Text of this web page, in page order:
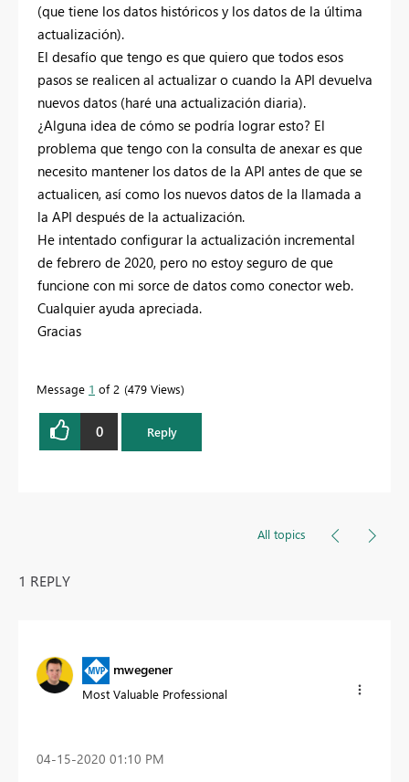
(que tiene los datos históricos y los datos de la última
actualización).
El desafío que tengo es que quiero que todos esos
pasos se realicen al actualizar o cuando la API devuelva
nuevos datos (haré una actualización diaria).
¿Alguna idea de cómo se podría lograr esto? El
problema que tengo con la consulta de anexar es que
necesito mantener los datos de la API antes de que se
actualicen, así como los nuevos datos de la llamada a
la API después de la actualización.
He intentado configurar la actualización incremental
de febrero de 2020, pero no estoy seguro de que
funcione con mi sorce de datos como conector web.
Cualquier ayuda apreciada.
Gracias
Message 1 of 2 479 Views
0 Reply
All topics
1 REPLY
mwegener
Most Valuable Professional
‎04-15-2020 01:10 PM